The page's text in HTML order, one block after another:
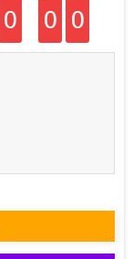
0 0 0